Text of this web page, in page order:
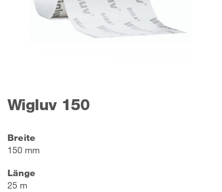
Wigluv 150
Breite
150 mm
Länge
25 m